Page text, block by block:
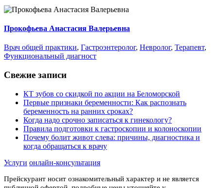
Прокофьева Анастасия Валерьевна
Врач общей практики, Гастроэнтеролог, Невролог, Терапевт,
Функциональный диагност
Свежие записи
КТ зубов со скидкой по акции на Беломорской
Первые признаки беременности: Как распознать
беременность на ранних сроках?
Когда надо срочно записаться к гинекологу?
Правила подготовки к гастроскопии и колоноскопии
Почему болит живот слева: причины, диагностика и
когда обращаться к врачу
Услуги онлайн-консультация
Прейскурант носит ознакомительный характер и не является